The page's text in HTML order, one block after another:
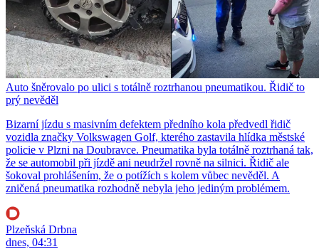
Auto šněrovalo po ulici s totálně roztrhanou pneumatikou. Řidič to
prý nevěděl
Bizarní jízdu s masivním defektem předního kola předvedl řidič
vozidla značky Volkswagen Golf, kterého zastavila hlídka městské
policie v Plzni na Doubravce. Pneumatika byla totálně roztrhaná tak,
že se automobil při jízdě ani neudržel rovně na silnici. Řidič ale
šokoval prohlášením, že o potížích s kolem vůbec nevěděl. A
zničená pneumatika rozhodně nebyla jeho jediným problémem.
Plzeňská Drbna
dnes, 04:31